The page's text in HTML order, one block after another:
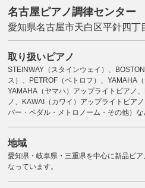
名古屋ピアノ調律センター
愛知県名古屋市天白区平針四丁
取り扱いピアノ
STEINWAY（スタインウェイ）、
ス）、PETROF（ペトロフ）、YAMAHA
YAMAHA（ヤマハ）アップライトピアノ
ノ、KAWAI（カワイ）アップライトピア
バー・ペダル・メトロノーム・その他）な
地域
愛知県・岐阜県・三重県を中心に新品ピ
なっています。